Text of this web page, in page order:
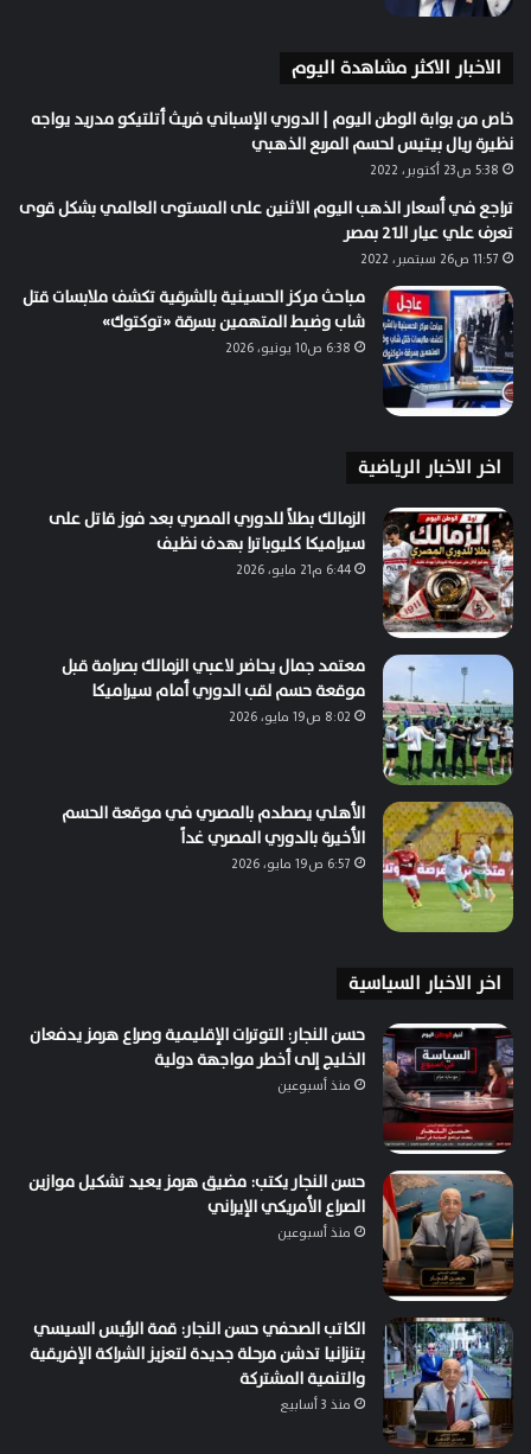
الاخبار الاكثر مشاهدة اليوم
خاص من بوابة الوطن اليوم | الدوري الإسباني فريث أتلتيكو مدريد يواجه
نظيرة ريال بيتيس لحسم المربع الذهبي
5:38 ص23 أكتوبر، 2022
تراجع في أسعار الذهب اليوم الاثنين على المستوى العالمي بشكل قوى
تعرف علي عيار الـ21 بمصر
11:57 ص26 سبتمبر، 2022
مباحث مركز الحسينية بالشرقية تكشف ملابسات قتل
شاب وضبط المتهمين بسرقة «توكتوك»
6:38 ص10 يونيو، 2026
اخر الاخبار الرياضية
الزمالك بطلاً للدوري المصري بعد فوز قاتل على
سيراميكا كليوباترا بهدف نظيف
6:44 م21 مايو، 2026
معتمد جمال يحاضر لاعبي الزمالك بصرامة قبل
موقعة حسم لقب الدوري أمام سيراميكا
8:02 ص19 مايو، 2026
الأهلي يصطدم بالمصري في موقعة الحسم
الأخيرة بالدوري المصري غداً
6:57 ص19 مايو، 2026
اخر الاخبار السياسية
حسن النجار: التوترات الإقليمية وصراع هرمز يدفعان
الخليج إلى أخطر مواجهة دولية
منذ أسبوعين
حسن النجار يكتب: مضيق هرمز يعيد تشكيل موازين
الصراع الأمريكي الإيراني
منذ أسبوعين
الكاتب الصحفي حسن النجار: قمة الرئيس السيسي
بتنزانيا تدشن مرحلة جديدة لتعزيز الشراكة الإفريقية
والتنمية المشتركة
منذ 3 أسابيع